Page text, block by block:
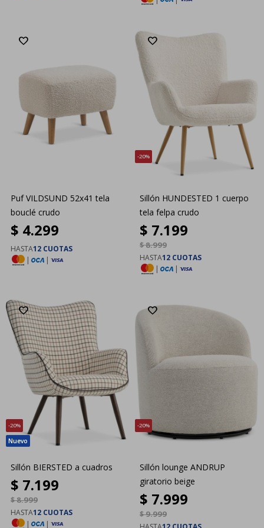
Puf VILDSUND 52x41 tela
bouclé crudo
$ 4.299
HASTA12 CUOTAS
|
|
20
Sillón HUNDESTED 1 cuerpo
tela felpa crudo
$ 7.199
$8.999
HASTA12 CUOTAS
|
|
20
Sillón BIERSTED a cuadros
$ 7.199
$8.999
HASTA12 CUOTAS
|
|
20
Sillón lounge ANDRUP
giratorio beige
$ 7.999
$9.999